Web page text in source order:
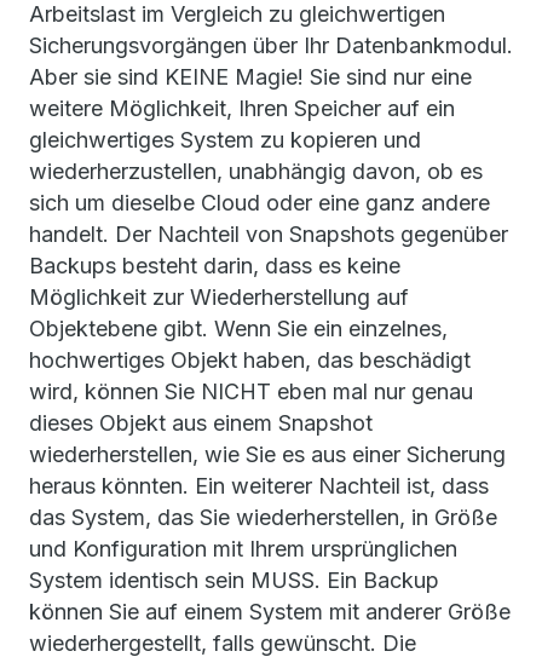
Arbeitslast im Vergleich zu gleichwertigen
Sicherungsvorgängen über Ihr Datenbankmodul.
Aber sie sind KEINE Magie! Sie sind nur eine
weitere Möglichkeit, Ihren Speicher auf ein
gleichwertiges System zu kopieren und
wiederherzustellen, unabhängig davon, ob es
sich um dieselbe Cloud oder eine ganz andere
handelt. Der Nachteil von Snapshots gegenüber
Backups besteht darin, dass es keine
Möglichkeit zur Wiederherstellung auf
Objektebene gibt. Wenn Sie ein einzelnes,
hochwertiges Objekt haben, das beschädigt
wird, können Sie NICHT eben mal nur genau
dieses Objekt aus einem Snapshot
wiederherstellen, wie Sie es aus einer Sicherung
heraus könnten. Ein weiterer Nachteil ist, dass
das System, das Sie wiederherstellen, in Größe
und Konfiguration mit Ihrem ursprünglichen
System identisch sein MUSS. Ein Backup
können Sie auf einem System mit anderer Größe
wiederhergestellt, falls gewünscht. Die